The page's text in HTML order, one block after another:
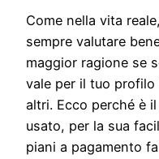
Come nella vita
sempre valutare
maggior ragione se
vale per il tuo
altri. Ecco perché è
usato, per la sua
piani a pagamento